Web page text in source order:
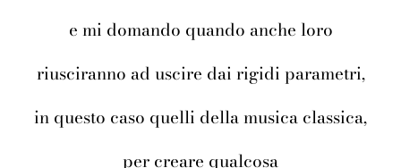
e mi domando quando anche loro
riusciranno ad uscire dai rigidi parametri,
in questo caso quelli della musica classica,
per creare qualcosa